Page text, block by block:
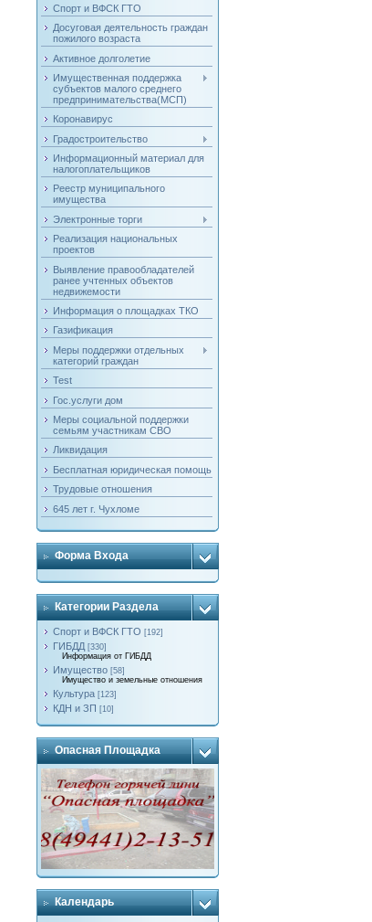
Спорт и ВФСК ГТО
Досуговая деятельность граждан
пожилого возраста
Активное долголетие
Имущественная поддержка
субъектов малого среднего
предпринимательства(МСП)
Коронавирус
Градостроительство
Информационный материал для
налогоплательщиков
Реестр муниципального
имущества
Электронные торги
Реализация национальных
проектов
Выявление правообладателей
ранее учтенных объектов
недвижемости
Информация о площадках ТКО
Газификация
Меры поддержки отдельных
категорий граждан
Test
Гос.услуги дом
Меры социальной поддержки
семьям участникам СВО
Ликвидация
Бесплатная юридическая помощь
Трудовые отношения
645 лет г. Чухломе
Форма Входа
Категории Раздела
Спорт и ВФСК ГТО [192]
ГИБДД [330]
Информация от ГИБДД
Имущество [58]
Имущество и земельные отношения
Культура [123]
КДН и ЗП [10]
Опасная Площадка
Календарь